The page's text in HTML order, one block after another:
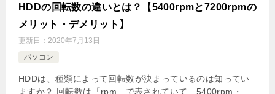
HDDの回転数の違いとは？【5400rpmと7200rpmの
メリット・デメリット】
更新日： 2020年7月13日
パソコン
HDDは、種類によって回転数が決まっているのは知ってい
ますか？ 回転数は「rpm」で表されていて、5400rpm・